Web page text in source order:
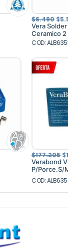
$6.490 El
$
Vera
Ceramico 2
COD:
$177.205 El
$
Verabond
P/Porce.S/
COD: